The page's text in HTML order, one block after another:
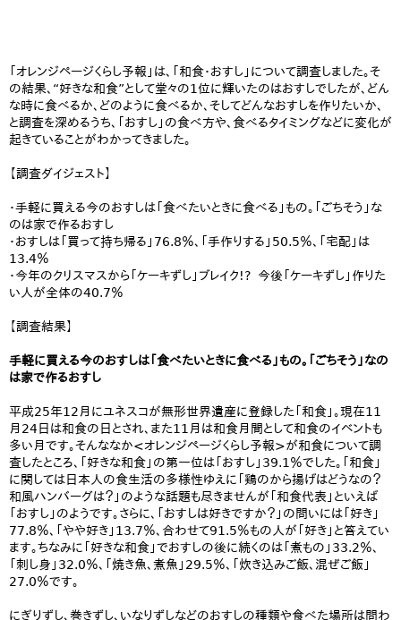
「オレンジページくらし予報」は、「和食・おすし」について調査しました。そ
の結果、“好きな和食”として堂々の1位に輝いたのはおすしでしたが、どん
な時に食べるか、どのように食べるか、そしてどんなおすしを作りたいか、
と調査を深めるうち、「おすし」の食べ方や、食べるタイミングなどに変化が
起きていることがわかってきました。
【調査ダイジェスト】
・手軽に買える今のおすしは「食べたいときに食べる」もの。「ごちそう」な
のは家で作るおすし
・おすしは「買って持ち帰る」76.8％、「手作りする」50.5％、「宅配」は
13.4％
・今年のクリスマスから「ケーキずし」ブレイク!? 今後「ケーキずし」作りた
い人が全体の40.7％
【調査結果】
手軽に買える今のおすしは「食べたいときに食べる」もの。「ごちそう」なの
は家で作るおすし
平成25年12月にユネスコが無形世界遺産に登録した「和食」。現在11
月24日は和食の日とされ、また11月は和食月間として和食のイベントも
多い月です。そんななか<オレンジページくらし予報>が和食について調
査したところ、「好きな和食」の第一位は「おすし」39.1％でした。「和食」
に関しては日本人の食生活の多様性ゆえに「鶏のから揚げはどうなの？
和風ハンバーグは？」のような話題も尽きませんが「和食代表」といえば
「おすし」のようです。さらに、「おすしは好きですか？」の問いには「好き」
77.8％、「やや好き」13.7％、合わせて91.5％もの人が「好き」と答えてい
ます。ちなみに「好きな和食」でおすしの後に続くのは「煮もの」33.2％、
「刺し身」32.0％、「焼き魚、煮魚」29.5％、「炊き込みご飯、混ぜご飯」
27.0％です。
にぎりずし、巻きずし、いなりずしなどのおすしの種類や食べた場所は問わ